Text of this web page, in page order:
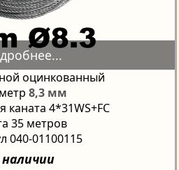
оцинкованный
8,3 мм
каната 4*31WS+FC
35 метров
040-01100115